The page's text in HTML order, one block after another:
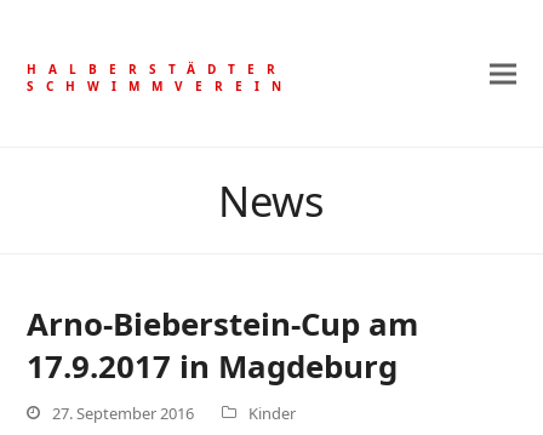
HALBERSTÄDTER
SCHWIMMVEREIN
News
Arno-Bieberstein-Cup am
17.9.2017 in Magdeburg
27. September 2016 Kinder